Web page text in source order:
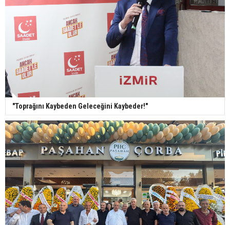
"Toprağını Kaybeden Geleceğini Kaybeder!"